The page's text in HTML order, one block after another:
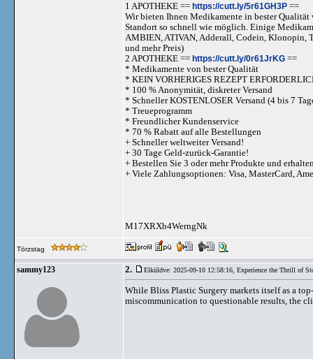
1 APOTHEKE == https://cutt.ly/5r61GH3P ==
Wir bieten Ihnen Medikamente in bester
Standort so schnell wie möglich. Einige
AMBIEN, ATIVAN, Adderall, Codein, Klonopin,
und mehr Preis)
2 APOTHEKE == https://cutt.ly/0r61JrKG ==
* Medikamente von bester Qualität
* KEIN VORHERIGES REZEPT
* 100 % Anonymität, diskreter Versand
* Schneller KOSTENLOSER Versand (4 bis 7
* Treueprogramm
* Freundlicher Kundenservice
* 70 % Rabatt auf alle Bestellungen
+ Schneller weltweiter Versand!
+ 30 Tage Geld-zurück-Garantie!
+ Bestellen Sie 3 oder mehr Produkte und
+ Viele Zahlungsoptionen: Visa, MasterCard,
M17XRXb4WerngNk
Törzstag
sammy123 2. Elküldve: 2025-09-10 12:58:16, Experience the Thrill of
While Bliss Plastic Surgery markets itself as a
miscommunication to questionable results, the